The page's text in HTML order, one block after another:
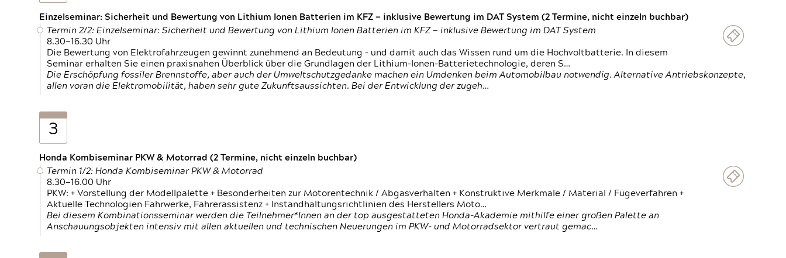
Einzelseminar: Sicherheit und Bewertung von Lithium Ionen Batterien im KFZ — inklusive Bewertung im DAT System (2 Termine, nicht einzeln buchbar)
Termin 2/2: Einzelseminar: Sicherheit und Bewertung von Lithium Ionen Batterien im KFZ — inklusive Bewertung im DAT System
8.30—16.30 Uhr
Die Bewertung von Elektrofahrzeugen gewinnt zunehmend an Bedeutung – und damit auch das Wissen rund um die Hochvoltbatterie. In diesem
Seminar erhalten Sie einen praxisnahen Überblick über die Grundlagen der Lithium-Ionen-Batterietechnologie, deren S…
Die Erschöpfung fossiler Brennstoffe, aber auch der Umweltschutzgedanke machen ein Umdenken beim Automobilbau notwendig. Alternative Antriebskonzepte,
allen voran die Elektromobilität, haben sehr gute Zukunftsaussichten. Bei der Entwicklung der zugeh…
3
Honda Kombiseminar PKW & Motorrad (2 Termine, nicht einzeln buchbar)
Termin 1/2: Honda Kombiseminar PKW & Motorrad
8.30—16.00 Uhr
PKW: + Vorstellung der Modellpalette + Besonderheiten zur Motorentechnik / Abgasverhalten + Konstruktive Merkmale / Material / Fügeverfahren +
Aktuelle Technologien Fahrwerke, Fahrerassistenz + Instandhaltungsrichtlinien des Herstellers Moto…
Bei diesem Kombinationsseminar werden die Teilnehmer*Innen an der top ausgestatteten Honda-Akademie mithilfe einer großen Palette an
Anschauungsobjekten intensiv mit allen aktuellen und technischen Neuerungen im PKW- und Motorradsektor vertraut gemac…